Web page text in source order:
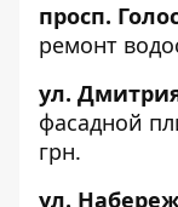
просп.
ремонт
ул.
фасадной
грн.
ул.